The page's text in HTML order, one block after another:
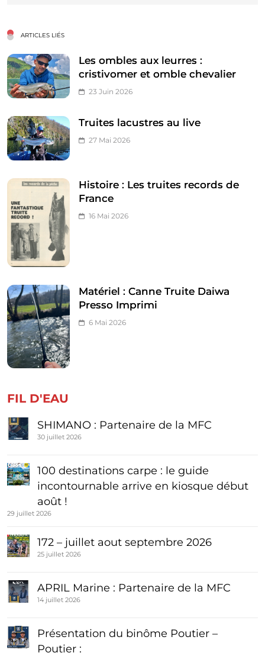
ARTICLES LIÉS
Les ombles aux leurres :
cristivomer et omble chevalier
23 Juin 2026
Truites lacustres au live
27 Mai 2026
Histoire : Les truites records de
France
16 Mai 2026
Matériel : Canne Truite Daiwa
Presso Imprimi
6 Mai 2026
FIL D'EAU
SHIMANO : Partenaire de la MFC
30 juillet 2026
100 destinations carpe : le guide
incontournable arrive en kiosque début
août !
29 juillet 2026
172 – juillet aout septembre 2026
25 juillet 2026
APRIL Marine : Partenaire de la MFC
14 juillet 2026
Présentation du binôme Poutier –
Poutier :